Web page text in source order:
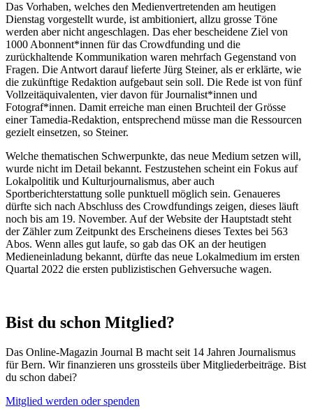
Das Vorhaben, welches den Medienvertretenden am heutigen
Dienstag vorgestellt wurde, ist ambitioniert, allzu grosse Töne
werden aber nicht angeschlagen. Das eher bescheidene Ziel von
1000 Abonnent*innen für das Crowdfunding und die
zurückhaltende Kommunikation waren mehrfach Gegenstand von
Fragen. Die Antwort darauf lieferte Jürg Steiner, als er erklärte, wie
die zukünftige Redaktion aufgebaut sein soll. Die Rede ist von fünf
Vollzeitäquivalenten, vier davon für Journalist*innen und
Fotograf*innen. Damit erreiche man einen Bruchteil der Grösse
einer Tamedia-Redaktion, entsprechend müsse man die Ressourcen
gezielt einsetzen, so Steiner.
Welche thematischen Schwerpunkte, das neue Medium setzen will,
wurde nicht im Detail bekannt. Festzustehen scheint ein Fokus auf
Lokalpolitik und Kulturjournalismus, aber auch
Sportberichterstattung solle punktuell möglich sein. Genaueres
dürfte sich nach Abschluss des Crowdfundings zeigen, dieses läuft
noch bis am 19. November. Auf der Website der Hauptstadt steht
der Zähler zum Zeitpunkt des Erscheinens dieses Textes bei 563
Abos. Wenn alles gut laufe, so gab das OK an der heutigen
Medieneinladung bekannt, dürfte das neue Lokalmedium im ersten
Quartal 2022 die ersten publizistischen Gehversuche wagen.
Bist du schon Mitglied?
Das Online-Magazin Journal B macht seit 14 Jahren Journalismus
für Bern. Wir finanzieren uns grossteils über Mitgliederbeiträge. Bist
du schon dabei?
Mitglied werden oder spenden